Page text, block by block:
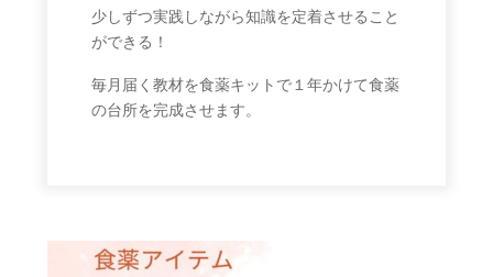
少しずつ実践しながら知識を定着させること
ができる！
毎月届く教材を食薬キットで１年かけて食薬
の台所を完成させます。